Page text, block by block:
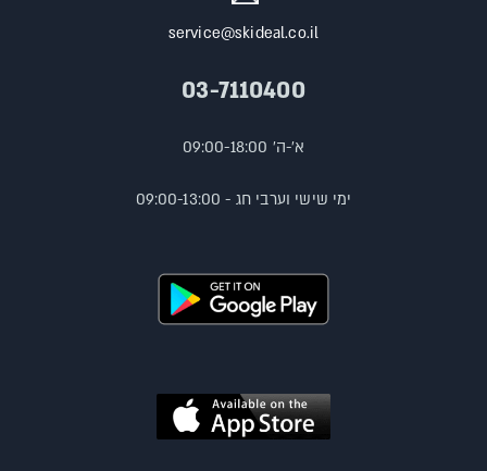
service@skideal.co.il
03-7110400
א'-ה' 09:00-18:00
ימי שישי וערבי חג - 09:00-13:00